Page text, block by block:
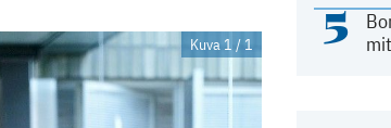
5
Kuva 1 / 1